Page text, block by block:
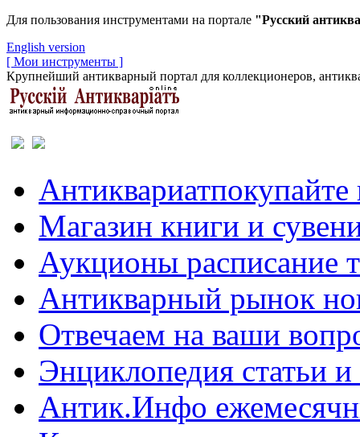
Для пользования инструментами на портале "Русский
English version
[ Мои инструменты ]
Крупнейший антикварный портал для коллекционеров,
Антиквариатпокупайте
Магазин книги и
Аукционы расписание
Антикварный рынок
Отвечаем на ваши
Энциклопедия статьи
Антик.Инфо